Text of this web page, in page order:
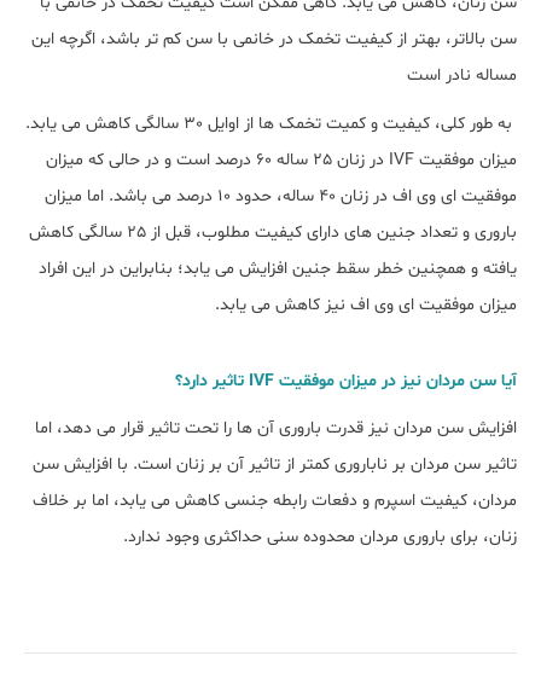
سن بالاتر، بهتر از کیفیت تخمک در خانمی با سن کم تر باشد، اگرچه این
مساله نادر است
به طور کلی، کیفیت و کمیت تخمک ها از اوایل 30 سالگی کاهش می یابد.
میزان موفقیت IVF در زنان 25 ساله 60 درصد است و در حالی که میزان
موفقیت ای وی اف در زنان 40 ساله، حدود 10 درصد می باشد. اما میزان
باروری و تعداد جنین های دارای کیفیت مطلوب، قبل از 25 سالگی کاهش
یافته و همچنین خطر سقط جنین افزایش می یابد؛ بنابراین در این افراد
میزان موفقیت ای وی اف نیز کاهش می یابد.
آیا سن مردان نیز در میزان موفقیت IVF تاثیر دارد؟
افزایش سن مردان نیز قدرت باروری آن ها را تحت تاثیر قرار می دهد، اما
تاثیر سن مردان بر ناباروری کمتر از تاثیر آن بر زنان است. با افزایش سن
مردان، کیفیت اسپرم و دفعات رابطه جنسی کاهش می یابد، اما بر خلاف
زنان، برای باروری مردان محدوده سنی حداکثری وجود ندارد.